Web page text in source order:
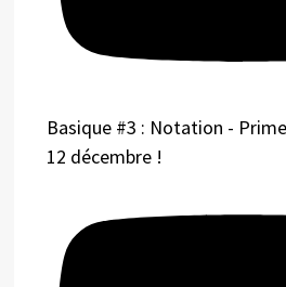
Basique #3 : Notation -
12 décembre !